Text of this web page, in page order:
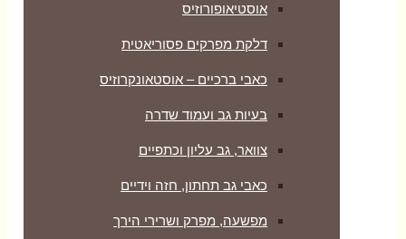
אוסטיאופורוזיס
דלקת מפרקים פסוריאטית
כאבי ברכיים – אוסטאונקרוזיס
בעיות גב ועמוד שדרה
צוואר, גב עליון וכתפיים
כאבי גב תחתון, חזה וידיים
מפשעה, מפרק ושרירי הירך